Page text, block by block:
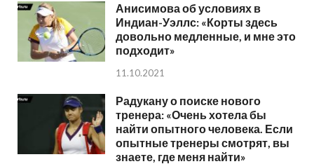
Анисимова об условиях в
Индиан-Уэллс: «Корты здесь
довольно медленные, и мне это
подходит»
11.10.2021
Радукану о поиске нового
тренера: «Очень хотела бы
найти опытного человека. Если
опытные тренеры смотрят, вы
знаете, где меня найти»